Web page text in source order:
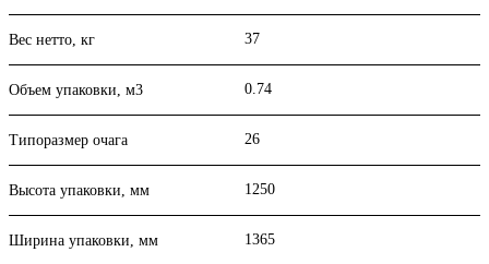
Вес нетто, кг 37
Объем упаковки, м3 0.74
Типоразмер очага 26
Высота упаковки, мм 1250
Ширина упаковки, мм 1365